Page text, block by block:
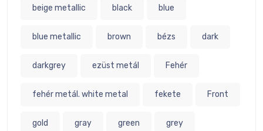
beige metallic black blue
blue metallic brown bézs dark
darkgrey ezüst metál Fehér
fehér metál. white metal fekete Front
gold gray green grey